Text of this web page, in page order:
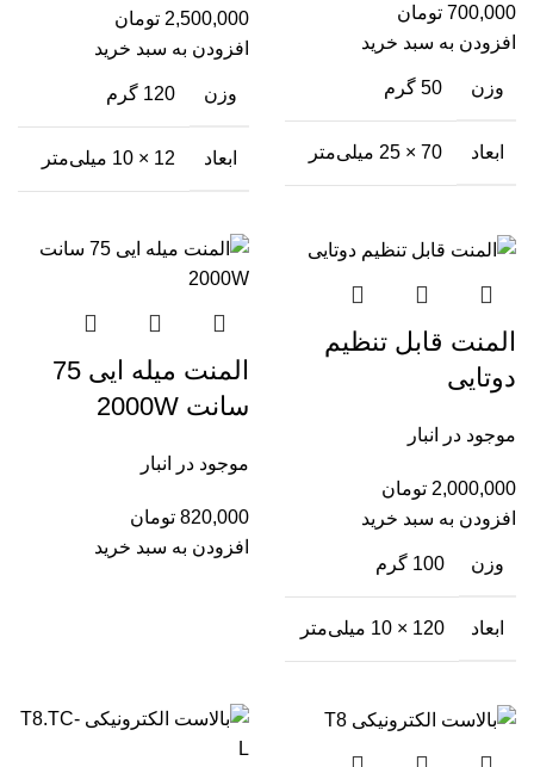
700,000 تومان
افزودن به سبد خرید
وزن 50 گرم
ابعاد 70 × 25 میلی‌متر
2,500,000 تومان
افزودن به سبد خرید
وزن 120 گرم
ابعاد 12 × 10 میلی‌متر
المنت قابل تنظیم
دوتایی
موجود در انبار
2,000,000 تومان
افزودن به سبد خرید
وزن 100 گرم
ابعاد 120 × 10 میلی‌متر
المنت میله ایی 75
سانت 2000W
موجود در انبار
820,000 تومان
افزودن به سبد خرید